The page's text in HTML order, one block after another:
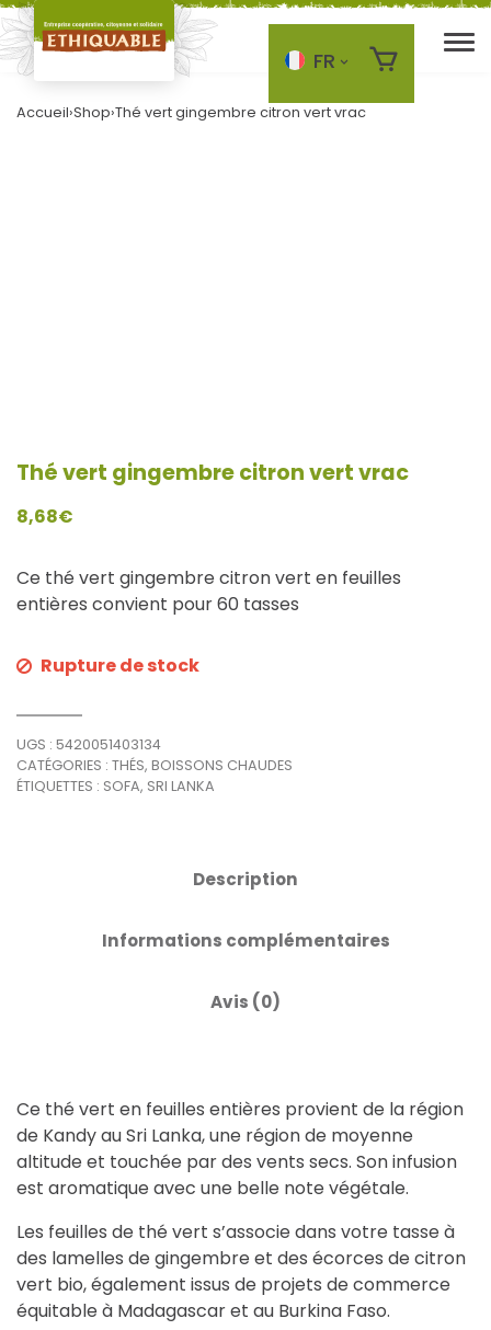
Skip to main content
FR
Accueil›Shop›Thé vert gingembre citron vert vrac
Thé vert gingembre citron vert vrac
8,68€
Ce thé vert gingembre citron vert en feuilles
entières convient pour 60 tasses
Rupture de stock
UGS : 5420051403134
CATÉGORIES : THÉS, BOISSONS CHAUDES
ÉTIQUETTES : SOFA, SRI LANKA
Description
Informations complémentaires
Avis (0)
Ce thé vert en feuilles entières provient de la région
de Kandy au Sri Lanka, une région de moyenne
altitude et touchée par des vents secs. Son infusion
est aromatique avec une belle note végétale.
Les feuilles de thé vert s’associe dans votre tasse à
des lamelles de gingembre et des écorces de citron
vert bio, également issus de projets de commerce
équitable à Madagascar et au Burkina Faso.